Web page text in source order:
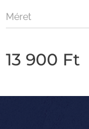
Méret
13 900 Ft